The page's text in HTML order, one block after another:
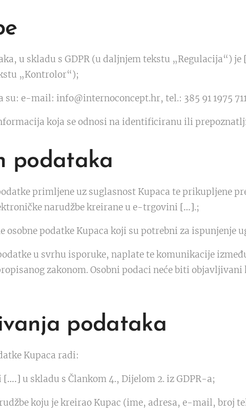
u skladu s GDPR (u daljnjem tekstu „Regulacija“) je
„Kontrolor“);
e-mail: info@internoconcept.hr, tel.: 385 91 1975
koja se odnosi na identificiranu ili
podataka
primljene uz suglasnost Kupaca te prikupljene
narudžbe kreirane u e-trgovini […].;
osobne podatke Kupaca koji su potrebni za ispunjenje
u svrhu isporuke, naplate te komunikacije
zakonom. Osobni podaci neće biti objavljivani
podataka
Kupaca radi:
[….] u skladu s Člankom 4., Dijelom 2. iz GDPR-a;
koju je kreirao Kupac (ime, adresa, e-mail, broj